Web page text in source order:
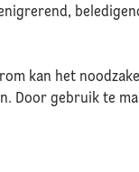
kan het
Door gebruik te